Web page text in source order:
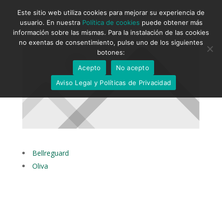
Bellreguard
Oliva
Este sitio web utiliza cookies para mejorar su experiencia de
usuario. En nuestra Política de cookies puede obtener más
información sobre las mismas. Para la instalación de las cookies
no exentas de consentimiento, pulse uno de los siguientes
botones:
Acepto
No acepto
Aviso Legal y Políticas de Privacidad